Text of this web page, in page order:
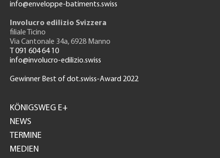
info@enveloppe-batiments.swiss
Involucro edilizio Svizzera
filiale Ticino
Via Cantonale 34a, 6928 Manno
T 091 604 64 10
info@involucro-edilizio.swiss
Gewinner Best of dot.swiss-Award 2022
GH
KÖNIGSWEG E+
NEWS
TERMINE
MEDIEN